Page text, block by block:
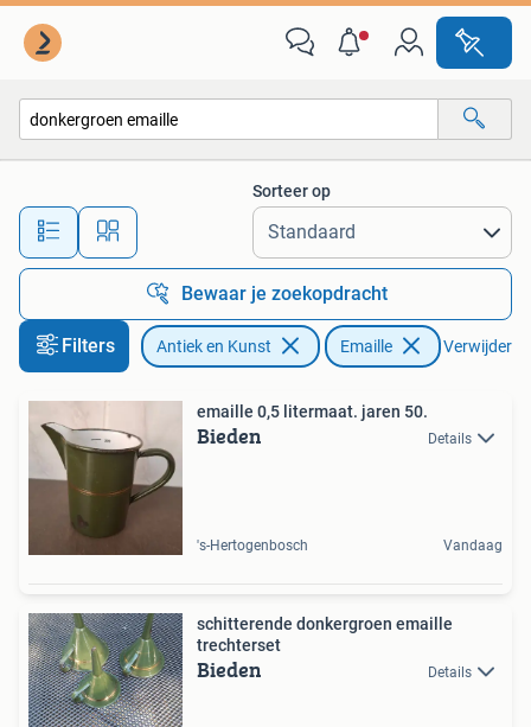
Alle afstanden…
Sorteer op
Bewaar je zoekopdracht
Filters Antiek en Kunst Emaille Verwijder
emaille 0,5 litermaat. jaren 50.
Bieden Details
's-Hertogenbosch Vandaag
schitterende donkergroen emaille
trechterset
Bieden Details